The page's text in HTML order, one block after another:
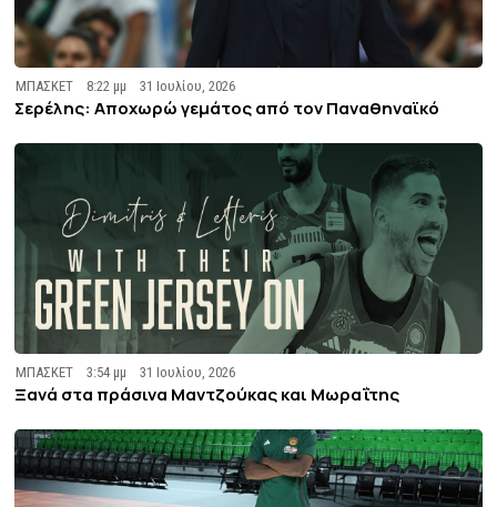
ΜΠΑΣΚΕΤ 8:22 μμ 31 Ιουλίου, 2026
Σερέλης: Αποχωρώ γεμάτος από τον Παναθηναϊκό
ΜΠΑΣΚΕΤ 3:54 μμ 31 Ιουλίου, 2026
Ξανά στα πράσινα Μαντζούκας και Μωραΐτης